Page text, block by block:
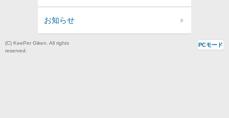
お知らせ
(C) KeePer Giken. All rights
reserved.
PCモード